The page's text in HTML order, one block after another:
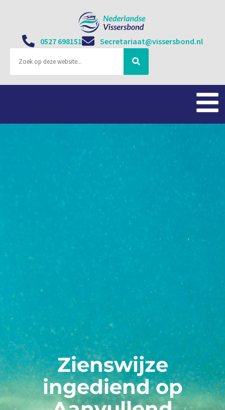
0527 698151 Secretariaat@vissersbond.nl
Zienswijze
ingediend op